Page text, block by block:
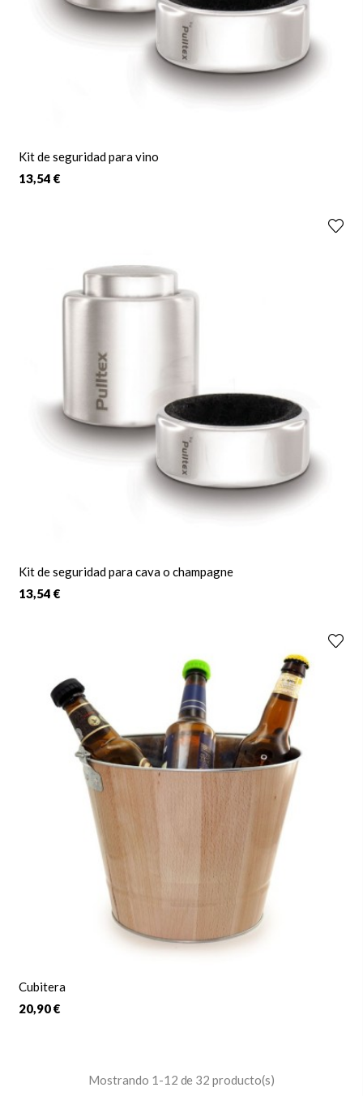
Kit de seguridad para vino
13,54 €
Kit de seguridad para cava o champagne
13,54 €
Cubitera
20,90 €
Mostrando 1-12 de 32 producto(s)